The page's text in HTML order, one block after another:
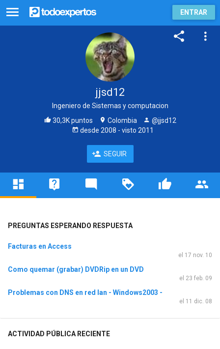
ENTRAR
jjsd12
Ingeniero de Sistemas y computacion
30,3K puntos
Colombia
@jjsd12
desde 2008 - visto 2011
SEGUIR
PREGUNTAS ESPERANDO RESPUESTA
Facturas en Access
el 17 nov. 10
Como quemar (grabar) DVDRip en un DVD
el 23 feb. 09
Problemas con DNS en red lan - Windows2003 -
el 11 dic. 08
ACTIVIDAD PÚBLICA RECIENTE